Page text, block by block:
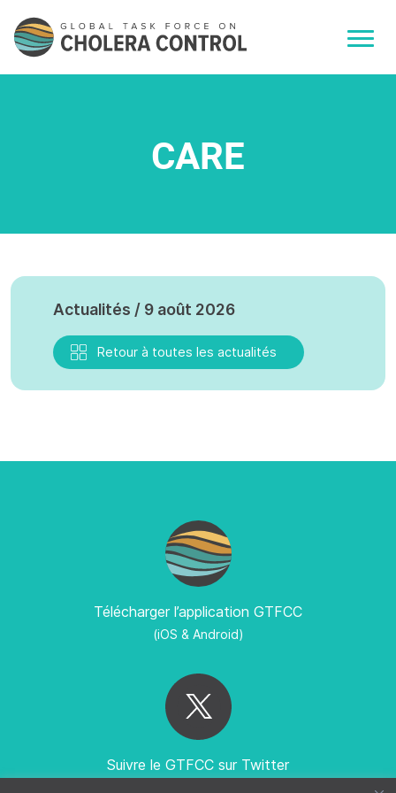
CARE
Actualités / 9 août 2026
Retour à toutes les actualités
Télécharger l’application GTFCC
(iOS & Android)
Suivre le GTFCC sur Twitter